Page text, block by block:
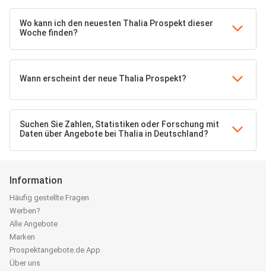
Wo kann ich den neuesten Thalia Prospekt dieser
Woche finden?
Wann erscheint der neue Thalia Prospekt?
Suchen Sie Zahlen, Statistiken oder Forschung mit
Daten über Angebote bei Thalia in Deutschland?
Information
Häufig gestellte Fragen
Werben?
Alle Angebote
Marken
Prospektangebote.de App
Über uns